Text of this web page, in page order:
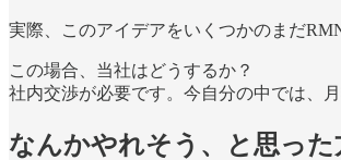
実際、このアイデアをいくつかのまだ
この場合、当社はどうするか？
社内交渉が必要です。今自分の中では、
なんかやれそう、と思った